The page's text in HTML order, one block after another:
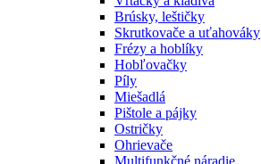
Brúsky, leštičky
Skrutkovače a uťahováky
Frézy a hoblíky
Hobľovačky
Píly
Miešadlá
Pištole a pájky
Ostričky
Ohrievače
Multifunkčné náradie